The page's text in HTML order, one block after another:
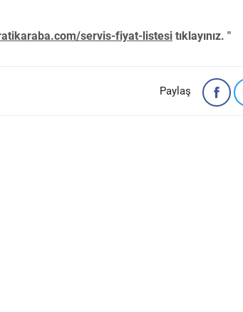
servis-fiyat-listesi tıklayınız. "
Paylaş